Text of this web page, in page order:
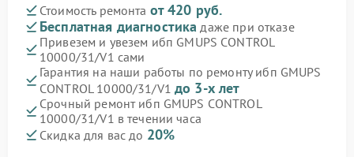
Стоимость ремонта от 420 руб.
Бесплатная диагностика даже при отказе
Привезем и увезем ибп GMUPS CONTROL
10000/31/V1 сами
Гарантия на наши работы по ремонту ибп GMUPS
CONTROL 10000/31/V1 до 3-х лет
Срочный ремонт ибп GMUPS CONTROL
10000/31/V1 в течении часа
Скидка для вас до 20%